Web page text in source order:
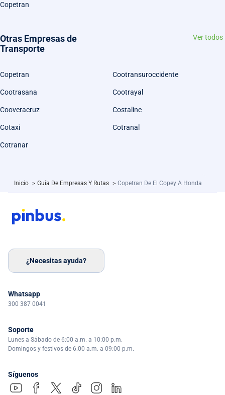
Copetran
Otras Empresas de
Transporte
Ver todos
Copetran Cootransuroccidente
Cootrasana Cootrayal
Cooveracruz Costaline
Cotaxi Cotranal
Cotranar
Inicio > Guía De Empresas Y Rutas > Copetran De El Copey A Honda
¿Necesitas ayuda?
Whatsapp
300 387 0041
Soporte
Lunes a Sábado de 6:00 a.m. a 10:00 p.m.
Domingos y festivos de 6:00 a.m. a 09:00 p.m.
Síguenos